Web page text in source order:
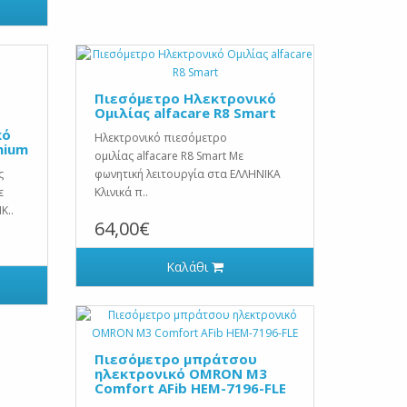
Πιεσόμετρο Ηλεκτρονικό
Ομιλίας alfacare R8 Smart
Ηλεκτρονικό πιεσόμετρο
ομιλίας alfacare R8 Smart Με
φωνητική λειτουργία στα ΕΛΛΗΝΙΚΑ
Κλινικά π..
64,00€
Καλάθι
Πιεσόμετρο μπράτσου
ηλεκτρονικό OMRON M3
Comfort AFib HEM-7196-FLE